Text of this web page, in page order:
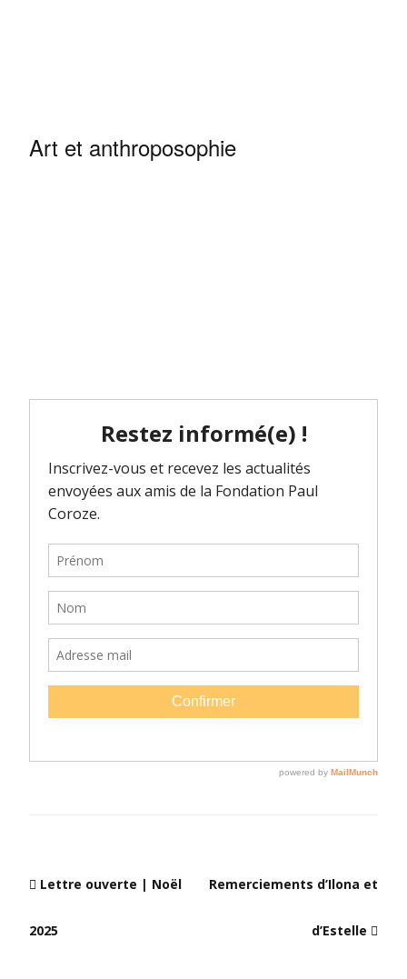
Art et anthroposophie
Lettre ouverte | Noël
2025
Remerciements d’Ilona et
d’Estelle